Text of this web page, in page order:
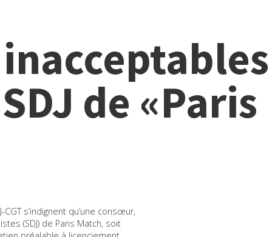
de «Paris
CGT s’indignent qu’une consœur,
(SDJ) de Paris Match, soit